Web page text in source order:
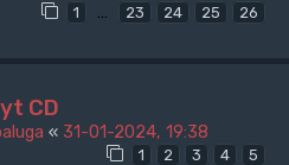
1 … 23 24 25 26
CD
« 31-01-2024, 19:38
1 2 3 4 5